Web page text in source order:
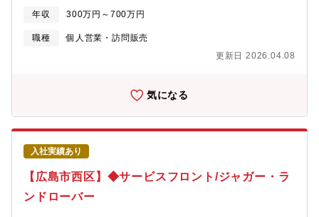
ていただきます。【具体的には】・ご来店いただいたお客様への
対応（要望ヒアリング）・整備士への指示・整備スケジュールの
調整・部品の発注や手配・代車の手配・その他事務処理やお客様
年収 300万円～700万円
職種
個人営業・訪問販売
更新日 2026.04.08
気になる
入社実績あり
【広島市西区】◆サービスフロント/ジャガー・ラ
ンドローバー